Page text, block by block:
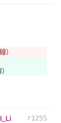
）
r1255